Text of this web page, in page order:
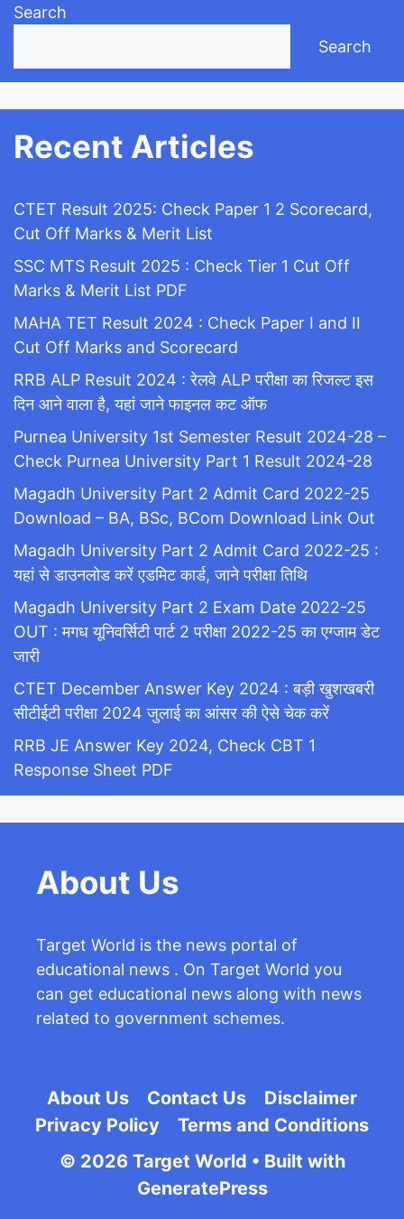
Search
Search
Recent Articles
CTET Result 2025: Check Paper 1 2 Scorecard,
Cut Off Marks & Merit List
SSC MTS Result 2025 : Check Tier 1 Cut Off
Marks & Merit List PDF
MAHA TET Result 2024 : Check Paper I and II
Cut Off Marks and Scorecard
RRB ALP Result 2024 : रेलवे ALP परीक्षा का रिजल्ट इस
दिन आने वाला है, यहां जाने फाइनल कट ऑफ
Purnea University 1st Semester Result 2024-28 –
Check Purnea University Part 1 Result 2024-28
Magadh University Part 2 Admit Card 2022-25
Download – BA, BSc, BCom Download Link Out
Magadh University Part 2 Admit Card 2022-25 :
यहां से डाउनलोड करें एडमिट कार्ड, जाने परीक्षा तिथि
Magadh University Part 2 Exam Date 2022-25
OUT : मगध यूनिवर्सिटी पार्ट 2 परीक्षा 2022-25 का एग्जाम डेट
जारी
CTET December Answer Key 2024 : बड़ी खुशखबरी
सीटीईटी परीक्षा 2024 जुलाई का आंसर की ऐसे चेक करें
RRB JE Answer Key 2024, Check CBT 1
Response Sheet PDF
About Us
Target World is the news portal of
educational news . On Target World you
can get educational news along with news
related to government schemes.
About Us Contact Us
Disclaimer
Privacy Policy
Terms and Conditions
© 2026 Target World • Built with
GeneratePress